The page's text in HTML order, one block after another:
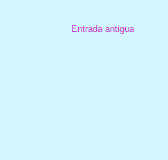
Entrada antigua